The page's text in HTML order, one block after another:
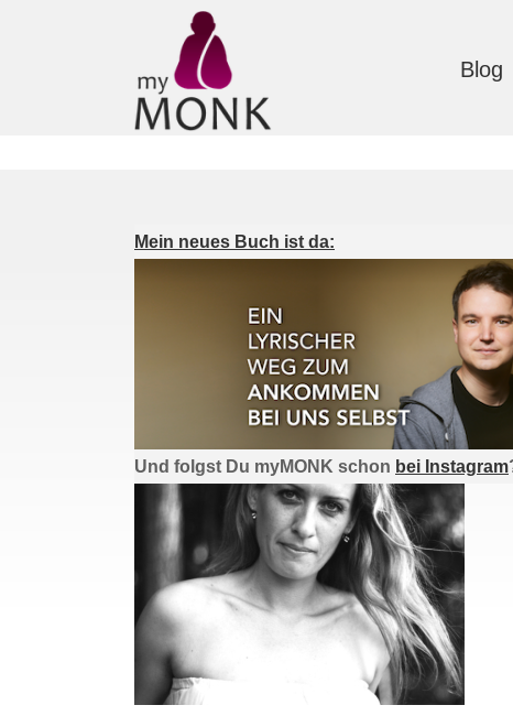
Blog
Mein neues Buch ist da:
Und folgst Du myMONK schon bei Instagram